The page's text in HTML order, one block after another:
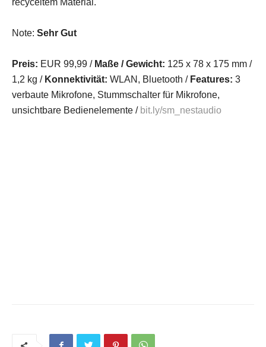
Note: Sehr Gut
Preis: EUR 99,99 / Maße / Gewicht: 125 x 78 x 175 mm /
1,2 kg / Konnektivität: WLAN, Bluetooth / Features: 3
verbaute Mikrofone, Stummschalter für Mikrofone,
unsichtbare Bedienelemente / bit.ly/sm_nestaudio